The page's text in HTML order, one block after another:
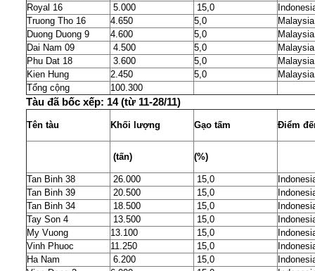
Royal 16
5.000 15,0
Truong Tho 16
4.650 5,0
Malaysia
Duong Duong 9
4.600 5,0
Malaysia
Dai Nam 09
4.500 5,0
Malaysia
Phu Dat 18
3.600 5,0
Malaysia
Kien Hung
2.450 5,0
Malaysia
Tổng cộng
100.300
Tàu đã bốc xếp: 14 (từ 11-28/11)
Tên tàu Khối lượng Gạo tấm Điểm
(tấn) (%)
Tan Binh 38 26.000 15,0
Tan Binh 39
20.500 15,0
Tan Binh 34
18.500 15,0
Tay Son 4
13.500 15,0
My Vuong
13.100 15,0
Vinh Phuoc
11.250 15,0
Ha Nam
6.200 15,0